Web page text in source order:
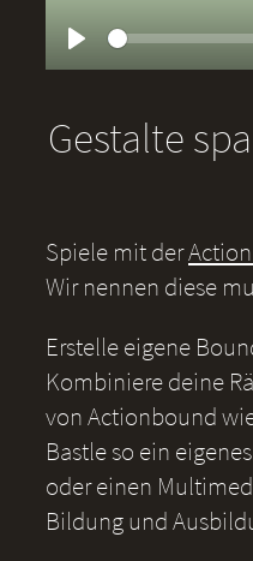
Gestalte
Spiele mit der
Wir nennen diese
Erstelle eigene
Kombiniere deine
von Actionbound
Bastle so ein
oder einen
Bildung und